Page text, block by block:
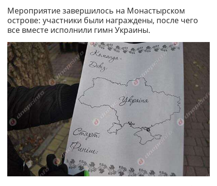
Мероприятие завершилось на Монастырском
острове: участники были награждены, после чего
все вместе исполнили гимн Украины.